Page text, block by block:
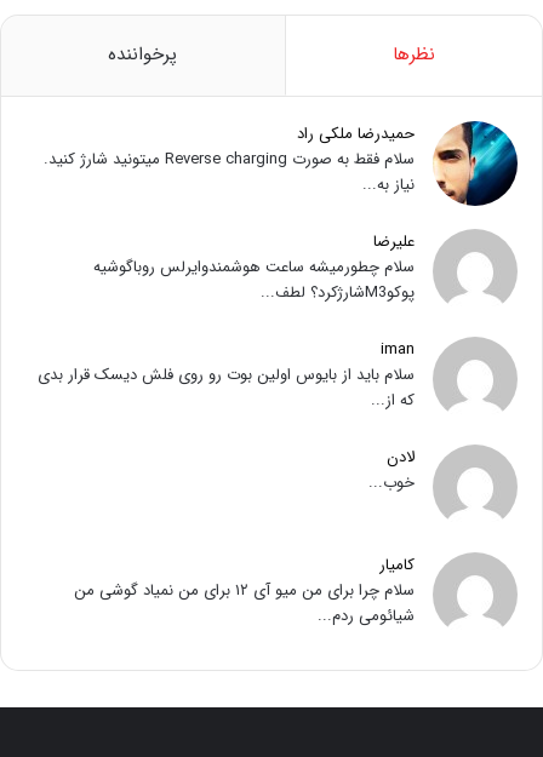
نظرها پرخواننده
حمیدرضا ملکی راد
سلام فقط به صورت Reverse charging میتونید شارژ کنید.
نیاز به...
علیرضا
سلام چطورمیشه ساعت هوشمندوایرلس روباگوشیه
پوکوM3شارژکرد؟ لطف...
iman
سلام باید از بایوس اولین بوت رو روی فلش دیسک قرار بدی
که از...
لادن
خوب...
کامیار
سلام چرا برای من میو آی ۱۲ برای من نمیاد گوشی من
شیائومی ردم...